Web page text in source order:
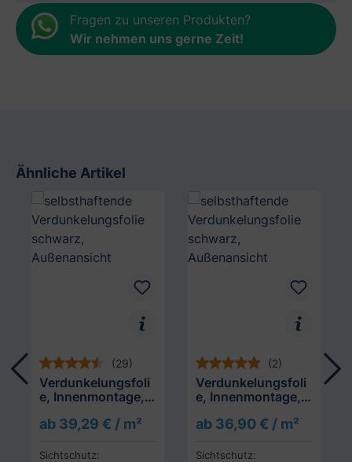
Fragen zu unseren Produkten?
Wir nehmen uns gerne Zeit!
Ähnliche Artikel
(29)
Verdunkelungsfoli
e, Innenmontage,
(selbsthaftend)
ab 39,29 € / m²
Sichtschutz:
(2)
Verdunkelungsfoli
e, Innenmontage,
ab 36,90 € / m²
Sichtschutz: